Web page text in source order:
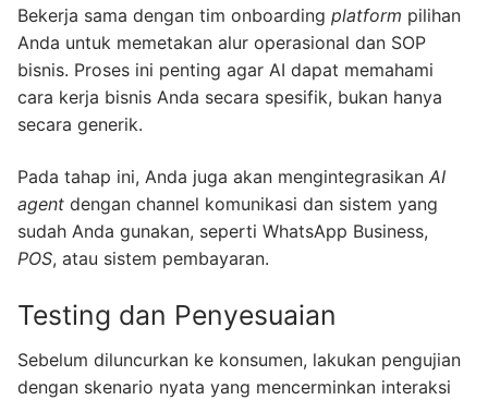
Bekerja sama dengan tim onboarding platform pilihan
Anda untuk memetakan alur operasional dan SOP
bisnis. Proses ini penting agar AI dapat memahami
cara kerja bisnis Anda secara spesifik, bukan hanya
secara generik.
Pada tahap ini, Anda juga akan mengintegrasikan AI
agent dengan channel komunikasi dan sistem yang
sudah Anda gunakan, seperti WhatsApp Business,
POS, atau sistem pembayaran.
Testing dan Penyesuaian
Sebelum diluncurkan ke konsumen, lakukan pengujian
dengan skenario nyata yang mencerminkan interaksi